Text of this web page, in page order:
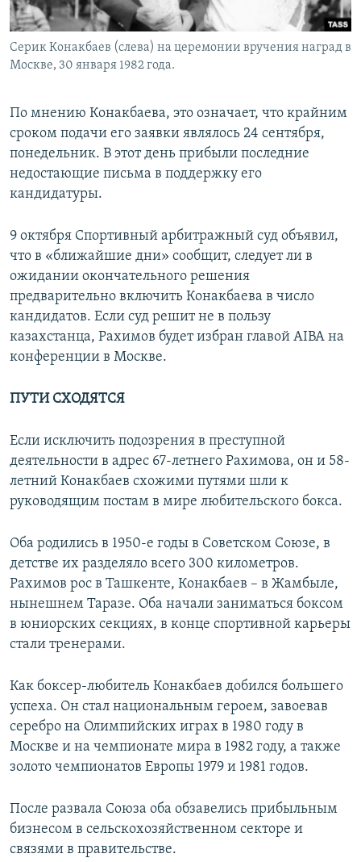
Серик Конакбаев (слева) на церемонии вручения наград в
Москве, 30 января 1982 года.
По мнению Конакбаева, это означает, что крайним
сроком подачи его заявки являлось 24 сентября,
понедельник. В этот день прибыли последние
недостающие письма в поддержку его
кандидатуры.
9 октября Спортивный арбитражный суд объявил,
что в «ближайшие дни» сообщит, следует ли в
ожидании окончательного решения
предварительно включить Конакбаева в число
кандидатов. Если суд решит не в пользу
казахстанца, Рахимов будет избран главой AIBA на
конференции в Москве.
ПУТИ СХОДЯТСЯ
Если исключить подозрения в преступной
деятельности в адрес 67-летнего Рахимова, он и 58-
летний Конакбаев схожими путями шли к
руководящим постам в мире любительского бокса.
Оба родились в 1950-е годы в Советском Союзе, в
детстве их разделяло всего 300 километров.
Рахимов рос в Ташкенте, Конакбаев – в Жамбыле,
нынешнем Таразе. Оба начали заниматься боксом
в юниорских секциях, в конце спортивной карьеры
стали тренерами.
Как боксер-любитель Конакбаев добился большего
успеха. Он стал национальным героем, завоевав
серебро на Олимпийских играх в 1980 году в
Москве и на чемпионате мира в 1982 году, а также
золото чемпионатов Европы 1979 и 1981 годов.
После развала Союза оба обзавелись прибыльным
бизнесом в сельскохозяйственном секторе и
связями в правительстве.